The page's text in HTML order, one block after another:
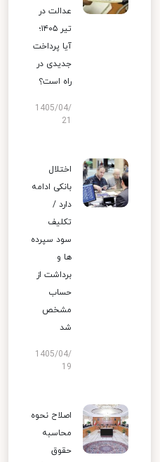
عدالت در
تیر ۱۴۰۵؛
آیا پرداخت
جدیدی در
راه است؟
1405/04/
اختلال
بانکی ادامه
دارد /
تکلیف
سود سپرده
ها و
برداشت از
حساب
مشخص
شد
1405/04/
19
اصلاح نحوه
محاسبه
حقوق